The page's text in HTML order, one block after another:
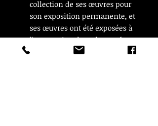
collection de ses œuvres pour
son exposition permanente, et
ses œuvres ont été exposées à
l'International Academy of
Ceramics, au North West Craft